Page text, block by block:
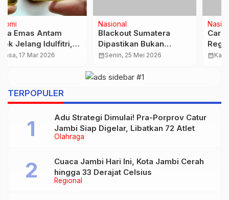
Nasional
Blackout Sumatera
Dipastikan Bukan
Sabotase, Bareskrim
calendar_monthSenin, 25 Mei 2026
Nasional
Cara Validasi dan
Registrasi Massal NIK
Pegawai di Portal NPWP
Pemberi Kerja
calendar_monthKamis, 20 Nov 2025
TERPOPULER
Olahraga
Adu Strategi Dimulai! Pra-Porprov Catur
Jambi Siap Digelar, Libatkan 72 Atlet
Regional
Cuaca Jambi Hari Ini, Kota Jambi Cerah
hingga 33 Derajat Celsius